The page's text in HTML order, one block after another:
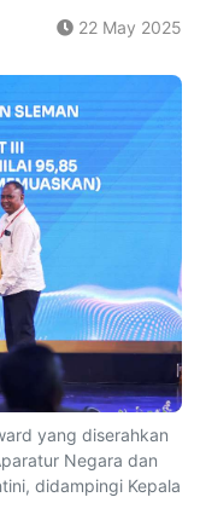
22 May 2025
yang diserahkan
Negara dan
didampingi Kepala